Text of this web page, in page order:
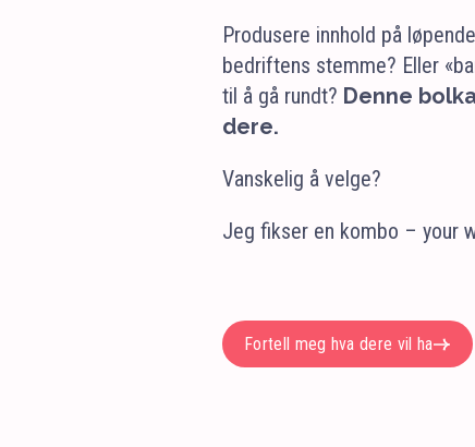
Produsere innhold på
bedriftens stemme? Eller
til å gå rundt? Denne
dere.
Vanskelig å velge?
Jeg fikser en kombo – your
Fortell meg hva dere vil ha